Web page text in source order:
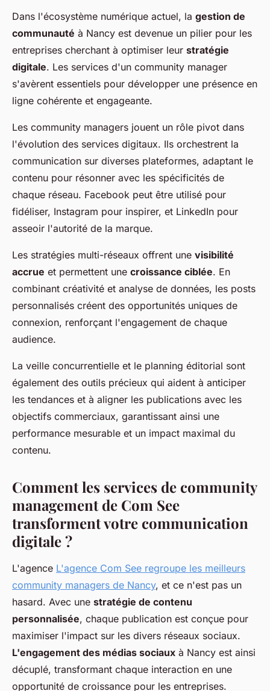
Dans l'écosystème numérique actuel, la gestion de
communauté à Nancy est devenue un pilier pour les
entreprises cherchant à optimiser leur stratégie
digitale. Les services d'un community manager
s'avèrent essentiels pour développer une présence en
ligne cohérente et engageante.
Les community managers jouent un rôle pivot dans
l'évolution des services digitaux. Ils orchestrent la
communication sur diverses plateformes, adaptant le
contenu pour résonner avec les spécificités de
chaque réseau. Facebook peut être utilisé pour
fidéliser, Instagram pour inspirer, et LinkedIn pour
asseoir l'autorité de la marque.
Les stratégies multi-réseaux offrent une visibilité
accrue et permettent une croissance ciblée. En
combinant créativité et analyse de données, les posts
personnalisés créent des opportunités uniques de
connexion, renforçant l'engagement de chaque
audience.
La veille concurrentielle et le planning éditorial sont
également des outils précieux qui aident à anticiper
les tendances et à aligner les publications avec les
objectifs commerciaux, garantissant ainsi une
performance mesurable et un impact maximal du
contenu.
Comment les services de community
management de Com See
transforment votre communication
digitale ?
L'agence L'agence Com See regroupe les meilleurs
community managers de Nancy, et ce n'est pas un
hasard. Avec une stratégie de contenu
personnalisée, chaque publication est conçue pour
maximiser l'impact sur les divers réseaux sociaux.
L'engagement des médias sociaux à Nancy est ainsi
décuplé, transformant chaque interaction en une
opportunité de croissance pour les entreprises.